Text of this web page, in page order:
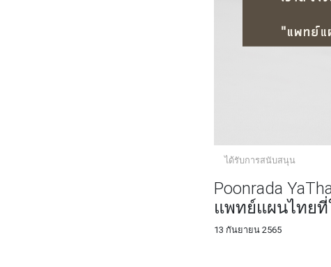
ได้รับการสนับสนุน
Poonrada
แพทย์แผนไทย
13 กันยายน 2565